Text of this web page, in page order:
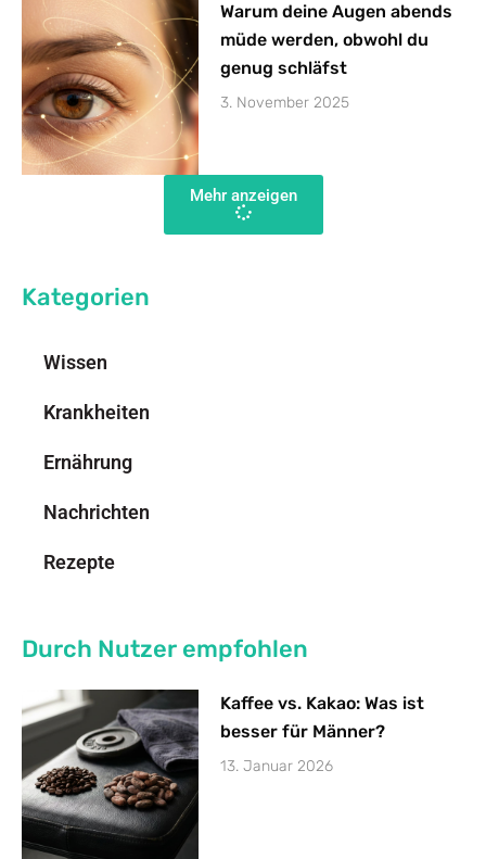
Warum deine Augen abends
müde werden, obwohl du
genug schläfst
3. November 2025
Mehr anzeigen
Kategorien
Wissen
Krankheiten
Ernährung
Nachrichten
Rezepte
Durch Nutzer empfohlen
Kaffee vs. Kakao: Was ist
besser für Männer?
13. Januar 2026